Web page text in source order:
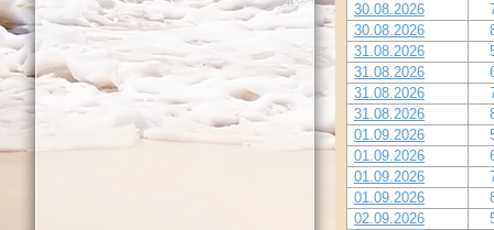
30.08.2026
30.08.2026
31.08.2026
31.08.2026
31.08.2026
31.08.2026
01.09.2026
01.09.2026
01.09.2026
01.09.2026
02.09.2026